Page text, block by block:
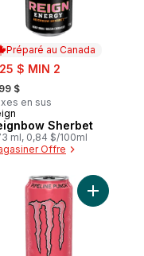
Préparé au Canada
$ MIN 2
$
en sus
au Canada
Sherbet
ml, 0,84 $/100ml
Offre
Boisson énergisante
Ajouter